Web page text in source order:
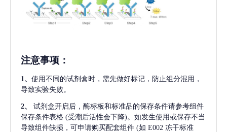
注意事项 ：
1、 使用不同的试剂盒时，需先做好标记，防止组分混用，
导致实验失败。
2、
试剂盒开启后，酶标板和标准品的保存条件请参考组件
保存条件表格 (受潮后活性会下降)。如发生使用或保存不当
导致组件缺损，可申请购买配套组件 (如 E002 冻干标准